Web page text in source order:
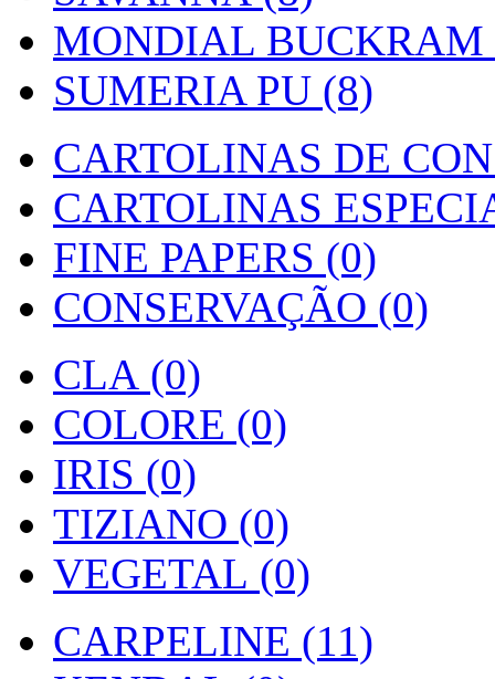
MONDIAL BUCKRAM
SUMERIA PU (8)
CARTOLINAS DE
CARTOLINAS
FINE PAPERS (0)
CONSERVAÇÃO (0)
CLA (0)
COLORE (0)
IRIS (0)
TIZIANO (0)
VEGETAL (0)
CARPELINE (11)